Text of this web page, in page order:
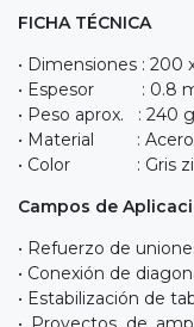
FICHA TÉCNICA
• Dimensiones : 200
• Espesor : 0.8
• Peso aprox. : 240
• Material : Acero
• Color : Gris
Campos de
• Refuerzo de
• Conexión de
• Estabilización de